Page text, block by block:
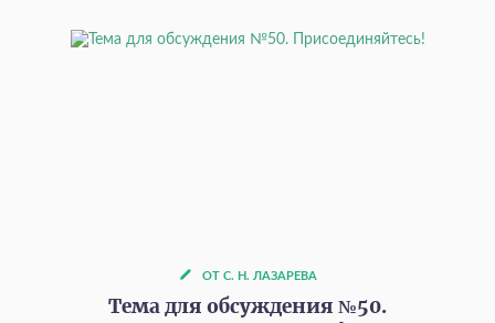
ОТ С. Н. ЛАЗАРЕВА
Тема для обсуждения №50.